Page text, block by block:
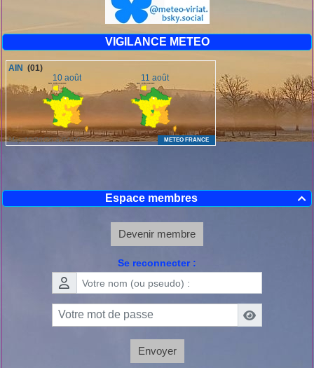
VIGILANCE METEO

Espace membres
Devenir membre
Se reconnecter :
Envoyer